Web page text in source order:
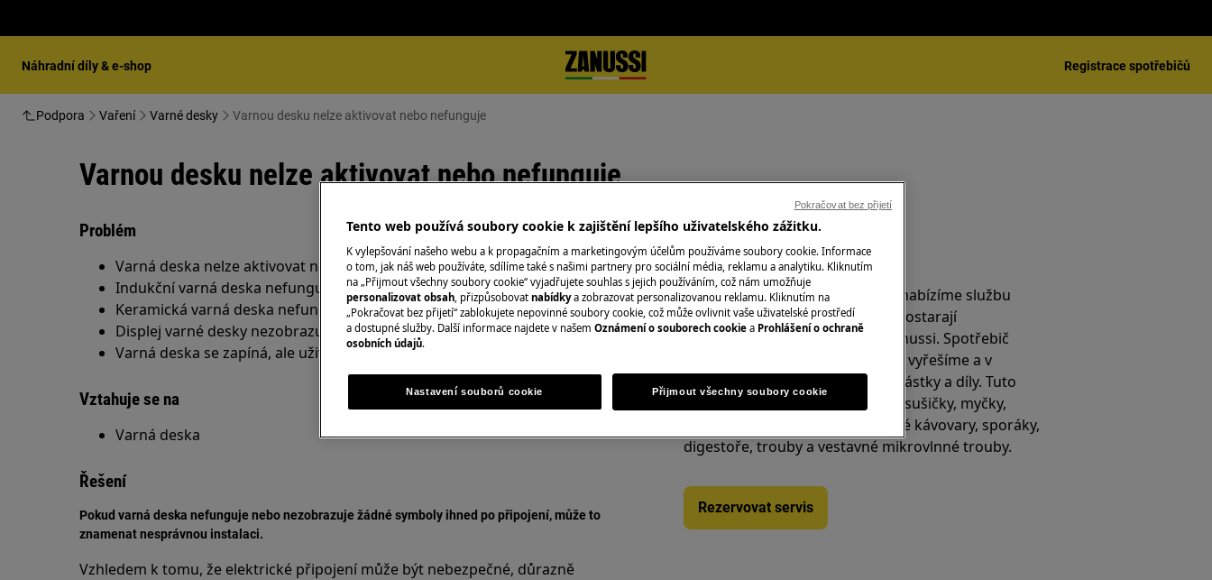
Náhradní díly & e-shop Registrace spotřebičů
Podpora Vaření Varné desky Varnou desku nelze aktivovat nebo nefunguje
Varnou desku nelze aktivovat nebo nefunguje
Problém
Varná deska nelze aktivovat nebo nefunguje
Indukční varná deska nefunguje
Keramická varná deska nefunguje
Displej varné desky nezobrazuje žádné symboly
Varná deska se zapíná, ale uživatelské rozhraní nereaguje
Vztahuje se na
Varná deska
Řešení
Pokud varná deska nefunguje nebo nezobrazuje žádné symboly ihned po připojení, může to
znamenat nesprávnou instalaci.
Vzhledem k tomu, že elektrické připojení může být nebezpečné, důrazně
Objednejte si servis
V oblasti, ve které se nacházíte, nabízíme službu
Fixní cena servisu. O opravu se postarají
kvalifikovaní servisní technici zanussi. Spotřebič
nejprve zkontrolujeme, poruchu vyřešíme a v
případě potřeby vyměníme součástky a díly. Tuto
službu poskytujeme pro pračky, sušičky, myčky,
varné desky, chladničky, vestavné kávovary, sporáky,
digestoře, trouby a vestavné mikrovlnné trouby.
Rezervovat servis
Tento web používá soubory cookie k zajištění lepšího uživatelského zážitku.
K vylepšování našeho webu a k propagačním a marketingovým účelům používáme soubory cookie. Informace
o tom, jak náš web používáte, sdílíme také s našimi partnery pro sociální média, reklamu a analytiku. Kliknutím
na „Přijmout všechny soubory cookie“ vyjadřujete souhlas s jejich používáním, což nám umožňuje
personalizovat obsah, přizpůsobovat nabídkya zobrazovat personalizovanou reklamu. Kliknutím na
„Pokračovat bez přijetí“ zablokujete nepovinné soubory cookie, což může ovlivnit vaše uživatelské prostředí
a dostupné služby. Další informace najdete v našem Oznámení o souborech cookie a Prohlášení o ochraně
osobních údajů.
Nastavení souborů cookie Přijmout všechny soubory cookie
Pokračovat bez přijetí